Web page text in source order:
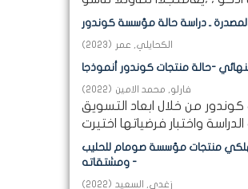
ـ دراسة حالة مؤسسة كوندور
الكحايلي, عمر (
2023
)
فارلو, محمد الامين (
2022
)
من خلال ابعاد التسويق
منتجات مؤسسة صومام للحليب
ومشتقاته -
زغدي, السعيد (
2022
)